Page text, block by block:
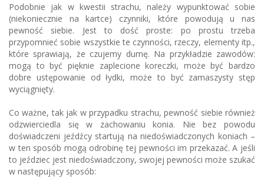
Podobnie jak w kwestii strachu, należy wypunktować sobie
(niekoniecznie na kartce) czynniki, które powodują u nas
pewność siebie. Jest to dość proste: po prostu trzeba
przypomnieć sobie wszystkie te czynności, rzeczy, elementy itp.,
które sprawiają, że czujemy dumę. Na przykładzie zawodów:
mogą to być pięknie zaplecione koreczki, może być bardzo
dobre ustępowanie od łydki, może to być zamaszysty stęp
wyciągnięty.
Co ważne, tak jak w przypadku strachu, pewność siebie również
odzwierciedla się w zachowaniu konia. Nie bez powodu
doświadczeni jeźdźcy startują na niedoświadczonych koniach –
w ten sposób mogą odrobinę tej pewności im przekazać. A jeśli
to jeździec jest niedoświadczony, swojej pewności może szukać
w następujący sposób: